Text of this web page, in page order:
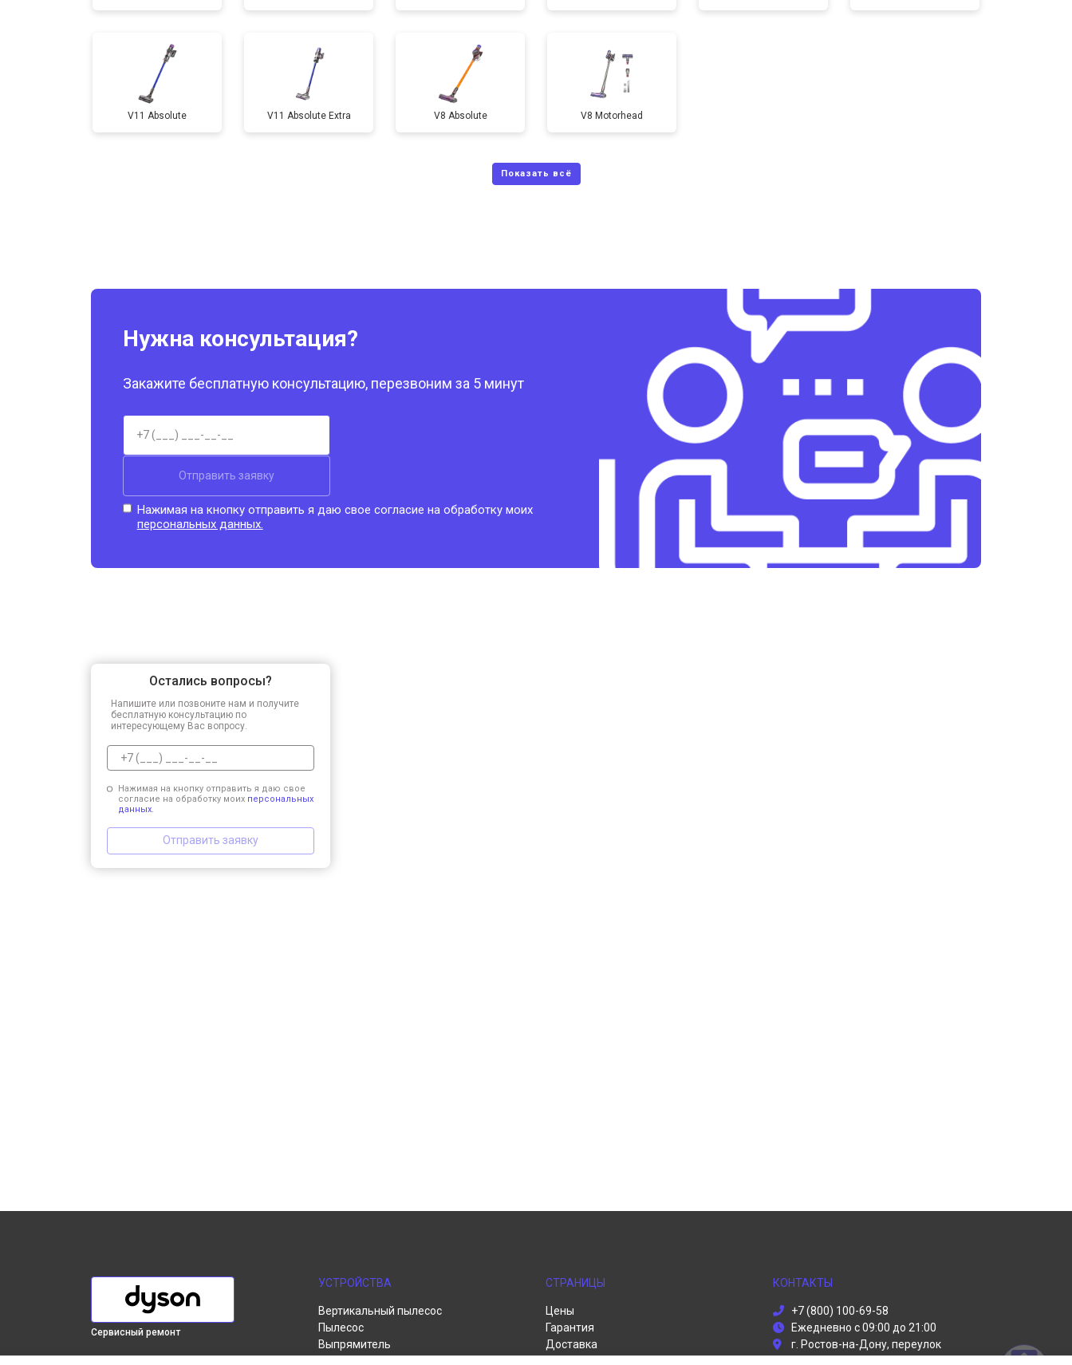
V11 Absolute V11 Absolute Extra V8 Absolute V8 Motorhead
Нужна консультация?
Закажите бесплатную консультацию, перезвоним за 5 минут
Отправить заявку
Нажимая на кнопку отправить я даю свое согласие на обработку моих
персональных данных.
Остались вопросы?
Напишите или позвоните нам и получите
бесплатную консультацию по
интересующему Вас вопросу.
Нажимая на кнопку отправить я даю свое
согласие на обработку моих персональных
данных.
Отправить заявку
Сервисный ремонт
УСТРОЙСТВА
Вертикальный пылесос
Пылесос
Выпрямитель
СТРАНИЦЫ
Цены
Гарантия
Доставка
КОНТАКТЫ
+7 (800) 100-69-58
Ежедневно с 09:00 до 21:00
г. Ростов-на-Дону, переулок